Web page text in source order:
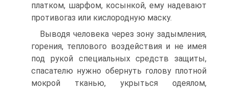
платком, шарфом, косынкой, ему надевают
противогаз или кислородную маску.
Выводя человека через зону задымления,
горения, теплового воздействия и не имея
под рукой специальных средств защиты,
спасателю нужно обернуть голову плотной
мокрой тканью, укрыться одеялом,